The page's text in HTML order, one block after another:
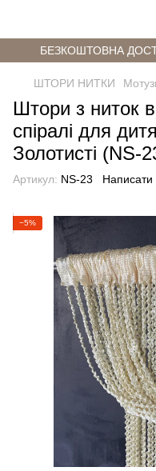
БЕЗКОШТОВНА
ШТОРИ НИТКИ
Штори з ниток
спіралі для
Золотисті (NS-
Артикул: NS-23 Написати
−5%